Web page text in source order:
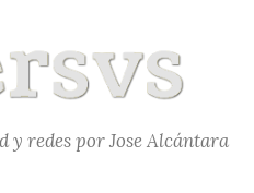
redes por Jose Alcántara